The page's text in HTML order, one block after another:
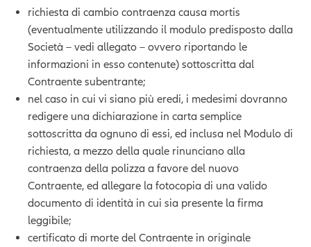
richiesta di cambio contraenza causa mortis
(eventualmente utilizzando il modulo predisposto dalla
Società – vedi allegato – ovvero riportando le
informazioni in esso contenute) sottoscritta dal
Contraente subentrante;
nel caso in cui vi siano più eredi, i medesimi dovranno
redigere una dichiarazione in carta semplice
sottoscritta da ognuno di essi, ed inclusa nel Modulo di
richiesta, a mezzo della quale rinunciano alla
contraenza della polizza a favore del nuovo
Contraente, ed allegare la fotocopia di una valido
documento di identità in cui sia presente la firma
leggibile;
certificato di morte del Contraente in originale